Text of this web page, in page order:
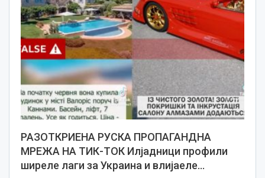
РАЗОТКРИЕНА РУСКА ПРОПАГАНДНА
МРЕЖА НА ТИК-ТОК Илјадници профили
ширеле лаги за Украина и влијаеле…